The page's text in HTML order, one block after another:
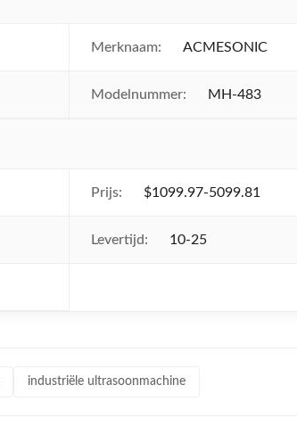
Merknaam: ACMESONIC
Modelnummer: MH-483
Prijs: $1099.97-5099.81
Levertijd: 10-25
industriële ultrasoonmachine